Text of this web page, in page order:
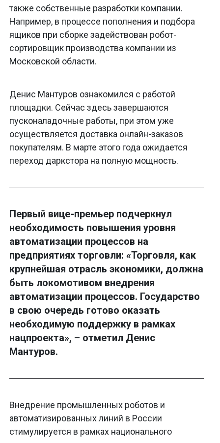
также собственные разработки компании.
Например, в процессе пополнения и подбора
ящиков при сборке задействован робот-
сортировщик производства компании из
Московской области.
Денис Мантуров ознакомился с работой
площадки. Сейчас здесь завершаются
пусконаладочные работы, при этом уже
осуществляется доставка онлайн-заказов
покупателям. В марте этого года ожидается
переход даркстора на полную мощность.
Первый вице-премьер подчеркнул
необходимость повышения уровня
автоматизации процессов на
предприятиях торговли: «Торговля, как
крупнейшая отрасль экономики, должна
быть локомотивом внедрения
автоматизации процессов. Государство
в свою очередь готово оказать
необходимую поддержку в рамках
нацпроекта», – отметил Денис
Мантуров.
Внедрение промышленных роботов и
автоматизированных линий в России
стимулируется в рамках национального